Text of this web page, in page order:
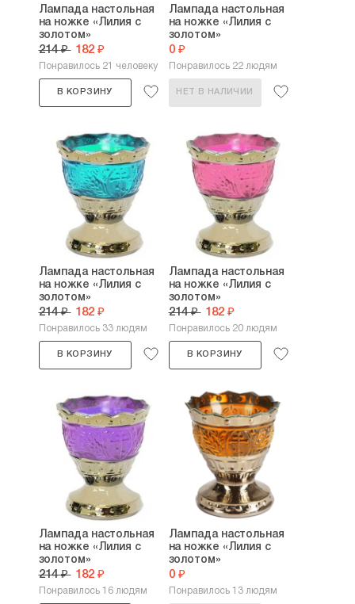
Лампада настольная
на ножке «Лилия с
золотом»
214 ₽ 182 ₽
Понравилось 21 человеку
В КОРЗИНУ
Лампада настольная
на ножке «Лилия с
золотом»
0 ₽
Понравилось 22 людям
НЕТ В НАЛИЧИИ
Лампада настольная
на ножке «Лилия с
золотом»
214 ₽ 182 ₽
Понравилось 33 людям
В КОРЗИНУ
Лампада настольная
на ножке «Лилия с
золотом»
214 ₽ 182 ₽
Понравилось 20 людям
В КОРЗИНУ
Лампада настольная
на ножке «Лилия с
золотом»
214 ₽ 182 ₽
Понравилось 16 людям
Лампада настольная
на ножке «Лилия с
золотом»
0 ₽
Понравилось 13 людям